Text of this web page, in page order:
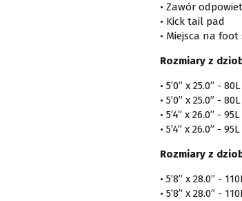
• Zawór
• Kick tail pad
• Miejsca na
Rozmiary z
• 5’0” x 25.0” -
• 5’0” x 25.0” -
• 5’4” x 26.0” -
• 5’4” x 26.0” -
Rozmiary z
• 5’8” x 28.0” -
• 5’8” x 28.0” -